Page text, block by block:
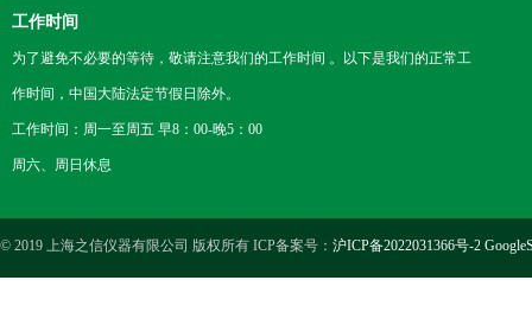
工作时间
为了避免不必要的等待，敬请注意我们的工作时间 。以下是我们的正常工
作时间，中国大陆法定节假日除外。
工作时间：周一至周五 早8：00-晚5：00
周六、周日休息
© 2019 上海之信仪器有限公司 版权所有 ICP备案号： 沪ICP备2022031366号-2